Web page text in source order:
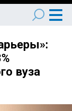
вуза